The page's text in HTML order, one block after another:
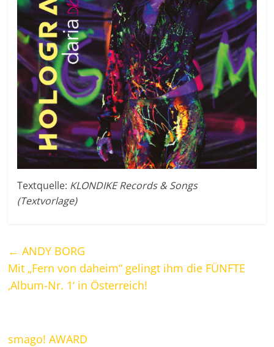
Textquelle: KLONDIKE Records & Songs
(Textvorlage)
← ANDY BORG
Mit „Fern von daheim“ gelingt ihm die FÜNFTE
‚Album-Nr. 1‘ in Österreich!
smago! AWARD